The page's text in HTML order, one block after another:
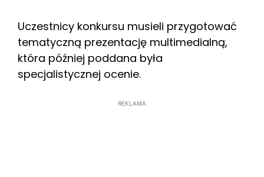
Uczestnicy konkursu musieli przygotować
tematyczną prezentację multimedialną,
która później poddana była
specjalistycznej ocenie.
REKLAMA